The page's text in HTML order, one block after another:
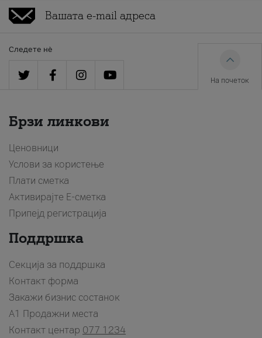
Следете нè
На почеток
Брзи линкови
Ценовници
Услови за користење
Плати сметка
Активирајте Е-сметка
Припејд регистрација
Поддршка
Секција за поддршка
Контакт форма
Закажи бизнис состанок
A1 Продажни места
Контакт центар 077 1234